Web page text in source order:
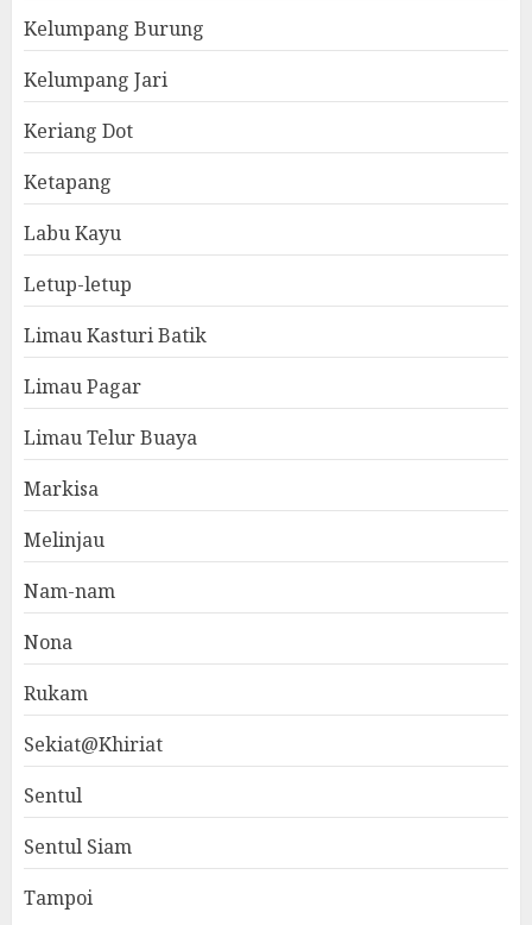
Kelumpang Burung
Kelumpang Jari
Keriang Dot
Ketapang
Labu Kayu
Letup-letup
Limau Kasturi Batik
Limau Pagar
Limau Telur Buaya
Markisa
Melinjau
Nam-nam
Nona
Rukam
Sekiat@Khiriat
Sentul
Sentul Siam
Tampoi